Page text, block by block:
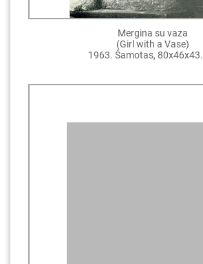
Mergina su vaza
(Girl with a Vase)
1963. Šamotas,